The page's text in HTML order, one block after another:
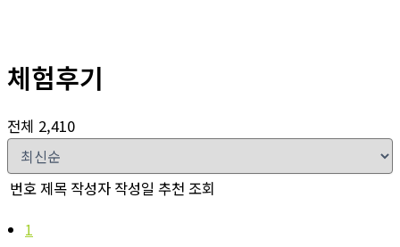
체험후기
전체 2,410
번호제목 작성자 작성일 추천 조회
1